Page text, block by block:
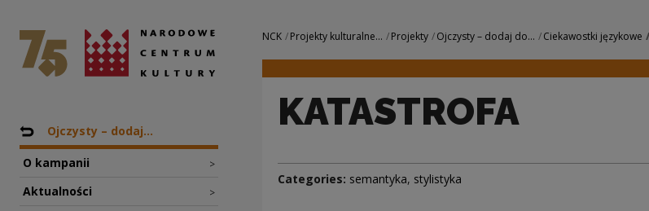
KATASTROFA | Narodowe
National Centre for Culture Poland
Nawigacja
Back to: Projekty
Ojczysty – dodaj...
O kampanii >
Aktualności >
Navigation
NCK Projekty kulturalne... Projekty Ojczysty – dodaj do... Ciekawostki językowe
KATASTROFA
Categories: semantyka, stylistyka